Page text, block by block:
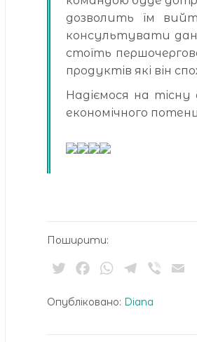
дозволить їм
консультувати
стоїть
продуктів які він
Надіємося на
економічного
Поширити:
TwitterFacebookWhatsApp
Telegram
Viber
Опубліковано: Diana